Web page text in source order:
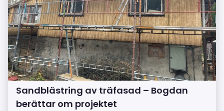
Sandblästring av träfasad – Bogdan
berättar om projektet